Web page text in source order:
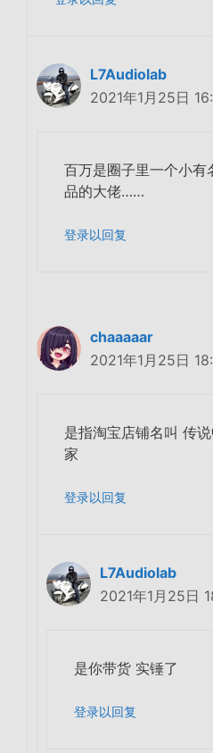
L7Audiolab
2021年1月25日
百万是圈子里一个小有
品的大佬……
登录以回复
chaaaaar
2021年1月25日
是指淘宝店铺名叫 传
家
登录以回复
L7Audiolab
2021年1月25日
是你带货 实锤了
登录以回复